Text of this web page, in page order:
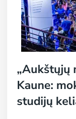
„Aukštųjų
Kaune:
studijų